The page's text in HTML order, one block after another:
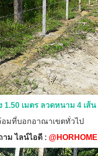
1.50 เมตร ลวดหนาม 4 เส้น
อมที่บอกอาณาเขตทั่วไป
าม ไลน์ไอดี : @HORHOME